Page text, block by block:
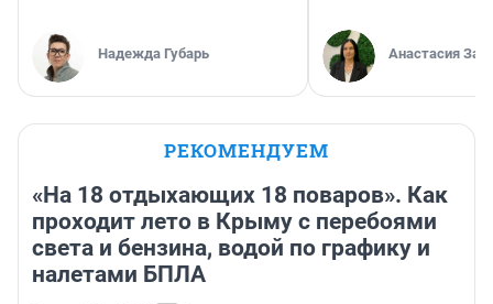
Надежда Губарь Анастасия
РЕКОМЕНДУЕМ
«На 18 отдыхающих 18 поваров». Как
проходит лето в Крыму с перебоями
света и бензина, водой по графику и
налетами БПЛА